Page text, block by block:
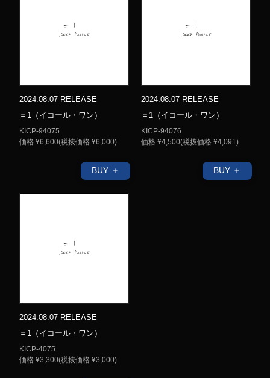
2024.08.07 RELEASE
＝1（イコール・ワン）
KICP-94075
価格 ¥6,600(税抜価格 ¥6,000)
BUY ＋
2024.08.07 RELEASE
＝1（イコール・ワン）
KICP-94076
価格 ¥4,500(税抜価格 ¥4,091)
BUY ＋
2024.08.07 RELEASE
＝1（イコール・ワン）
KICP-4075
価格 ¥3,300(税抜価格 ¥3,000)